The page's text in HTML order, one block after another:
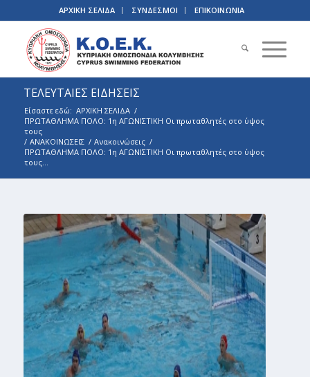
ΑΡΧΙΚΗ ΣΕΛΙΔΑ ΣΥΝΔΕΣΜΟΙ ΕΠΙΚΟΙΝΩΝΙΑ
ΤΕΛΕΥΤΑΙΕΣ ΕΙΔΗΣΕΙΣ
Είσαστε εδώ: ΑΡΧΙΚΗ ΣΕΛΙΔΑ /
ΠΡΩΤΑΘΛΗΜΑ ΠΟΛΟ: 1η ΑΓΩΝΙΣΤΙΚΗ Οι πρωταθλητές στο ύψος
τους
/ ΑΝΑΚΟΙΝΩΣΕΙΣ / Ανακοινώσεις /
ΠΡΩΤΑΘΛΗΜΑ ΠΟΛΟ: 1η ΑΓΩΝΙΣΤΙΚΗ Οι πρωταθλητές στο ύψος
τους...